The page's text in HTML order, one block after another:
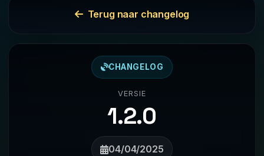
Terug naar changelog
CHANGELOG
VERSIE
1.2.0
04/04/2025